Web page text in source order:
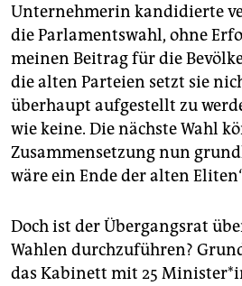
Unternehmerin kandidierte
die Parlamentswahl, ohne
meinen Beitrag für die
die alten Parteien setzt sie
überhaupt aufgestellt zu
wie keine. Die nächste Wahl
Zusammensetzung nun
wäre ein Ende der alten
Doch ist der Übergangsrat
Wahlen durchzuführen?
das Kabinett mit 25